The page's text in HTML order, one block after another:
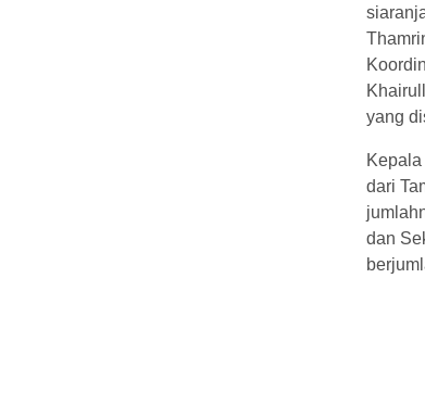
yang
dari
dan